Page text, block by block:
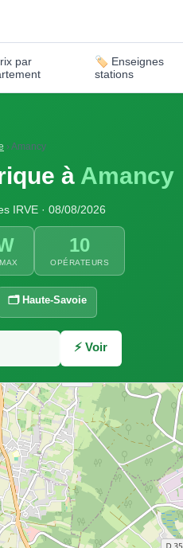
par
🏷️ Enseignes
stations
›Amancy
à Amancy
IRVE · 08/08/2026
10
OPÉRATEURS
🗂️ Haute-Savoie
⚡ Voir